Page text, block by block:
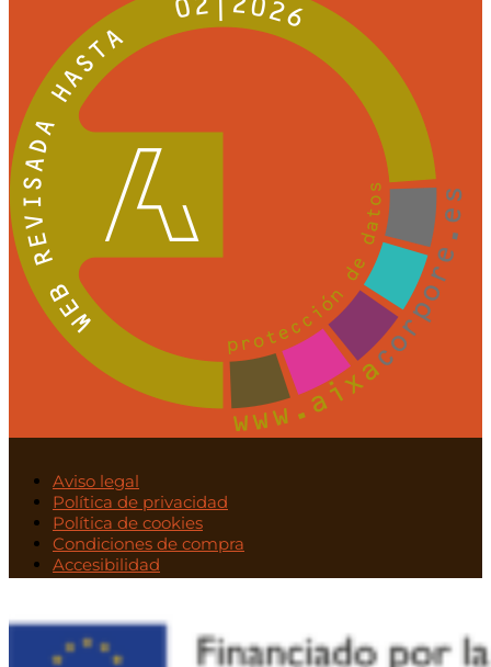
Aviso legal
Política de privacidad
Política de cookies
Condiciones de compra
Accesibilidad